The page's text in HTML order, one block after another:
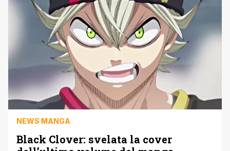
NEWS MANGA
Black Clover: svelata la cover